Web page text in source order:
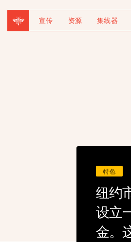
宣传 资源 集线器
特色
纽约
设立
金。